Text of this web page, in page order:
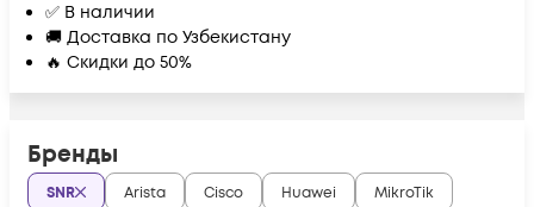
✅ В наличии
🚚 Доставка по Узбекистану
🔥 Скидки до 50%
Бренды
SNR Arista Cisco Huawei
MikroTik